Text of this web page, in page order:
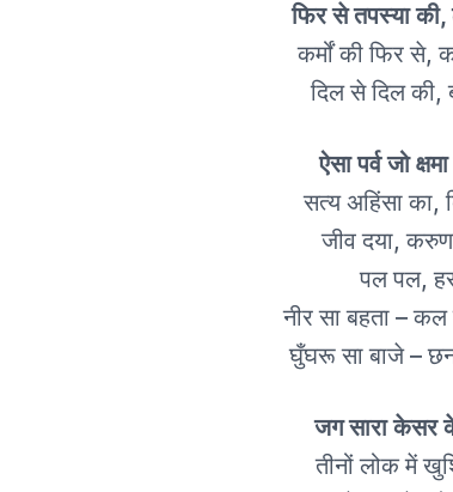
फिर से तपस्या की,
कर्मों की फिर से,
दिल से दिल की,
ऐसा पर्व जो
सत्य अहिंसा का,
जीव दया,
पल पल,
नीर सा बहता –
घुँघरू सा बाजे –
जग सारा केसर
तीनों लोक में